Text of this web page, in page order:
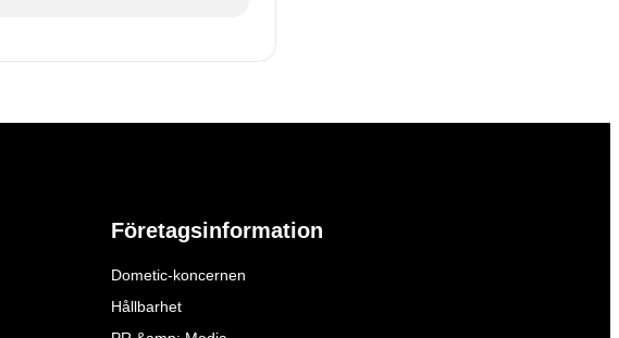
Företagsinformation
Dometic-koncernen
Hållbarhet